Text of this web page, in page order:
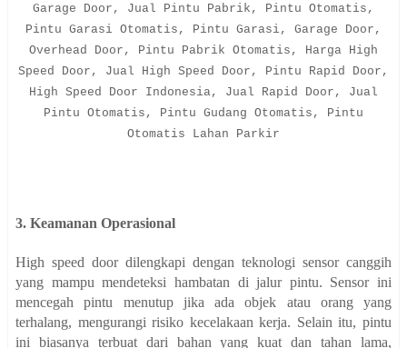
Garage Door, Jual Pintu Pabrik, Pintu Otomatis,
Pintu Garasi Otomatis, Pintu Garasi, Garage Door,
Overhead Door, Pintu Pabrik Otomatis, Harga High
Speed Door, Jual High Speed Door, Pintu Rapid Door,
High Speed Door Indonesia, Jual Rapid Door, Jual
Pintu Otomatis, Pintu Gudang Otomatis, Pintu
Otomatis Lahan Parkir
3. Keamanan Operasional
High speed door dilengkapi dengan teknologi sensor canggih
yang mampu mendeteksi hambatan di jalur pintu. Sensor ini
mencegah pintu menutup jika ada objek atau orang yang
terhalang, mengurangi risiko kecelakaan kerja. Selain itu, pintu
ini biasanya terbuat dari bahan yang kuat dan tahan lama,